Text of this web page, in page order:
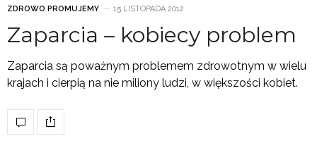
ZDROWO PROMUJEMY 15 LISTOPADA 2012
Zaparcia – kobiecy problem
Zaparcia są poważnym problemem zdrowotnym w wielu
krajach i cierpią na nie miliony ludzi, w większości kobiet.